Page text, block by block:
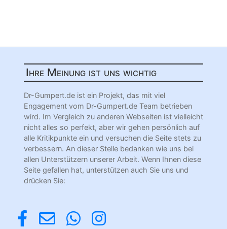
Ihre Meinung ist uns wichtig
Dr-Gumpert.de ist ein Projekt, das mit viel
Engagement vom Dr-Gumpert.de Team betrieben
wird. Im Vergleich zu anderen Webseiten ist vielleicht
nicht alles so perfekt, aber wir gehen persönlich auf
alle Kritikpunkte ein und versuchen die Seite stets zu
verbessern. An dieser Stelle bedanken wie uns bei
allen Unterstützern unserer Arbeit. Wenn Ihnen diese
Seite gefallen hat, unterstützen auch Sie uns und
drücken Sie: